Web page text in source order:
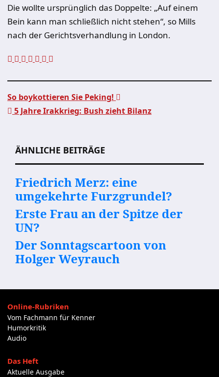
Die wollte ursprünglich das Doppelte: „Auf einem
Bein kann man schließlich nicht stehen“, so Mills
nach der Gerichtsverhandlung in London.
So boykottieren Sie Peking!
5 Jahre Irakkrieg: Bush zieht Bilanz
ÄHNLICHE BEITRÄGE
Friedrich Merz: eine
umgekehrte Furzgrundel?
Erste Frau an der Spitze der
UN?
Der Sonntagscartoon von
Holger Weyrauch
Online-Rubriken
Vom Fachmann für Kenner
Humorkritik
Audio
Das Heft
Aktuelle Ausgabe